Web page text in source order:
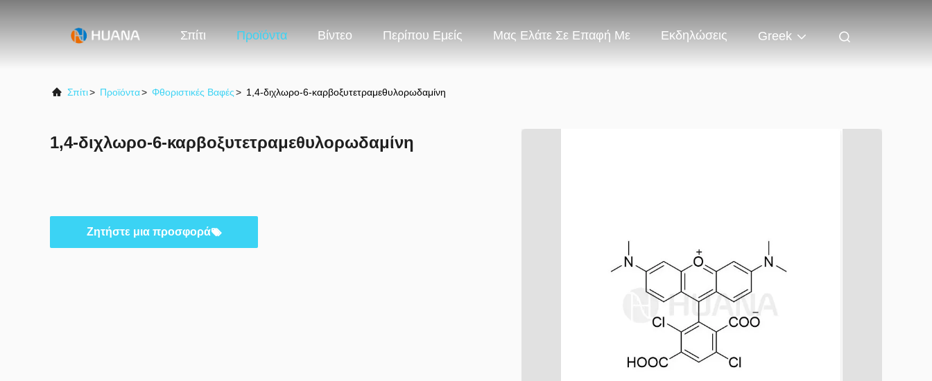
Σπίτι Προϊόντα Βίντεο Περίπου Εμείς Μας Ελάτε Σε Επαφή Με Εκδηλώσεις Greek
Σπίτι> Προϊόντα> Φθοριστικές Βαφές> 1,4-διχλωρο-6-καρβοξυτετραμεθυλορωδαμίνη
1,4-διχλωρο-6-καρβοξυτετραμεθυλορωδαμίνη
Ζητήστε μια προσφορά